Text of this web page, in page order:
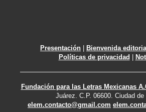
Presentación Bienvenida
Políticas de privacidad
Fundación para las Letras Mexicanas
Juárez. C.P. 06600. Ciudad
elem.contacto@gmail.com